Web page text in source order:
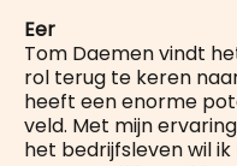
Eer
Tom Daemen vindt
rol terug te keren
heeft een enorme
veld. Met mijn
het bedrijfsleven wil